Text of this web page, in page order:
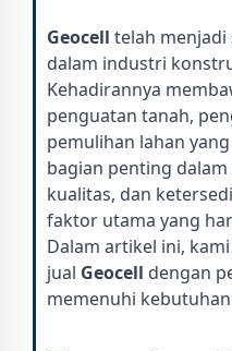
Geocell telah menjadi
dalam industri
Kehadirannya
penguatan tanah,
pemulihan lahan
bagian penting
kualitas, dan
faktor utama yang
Dalam artikel ini,
jual Geocell dengan
memenuhi